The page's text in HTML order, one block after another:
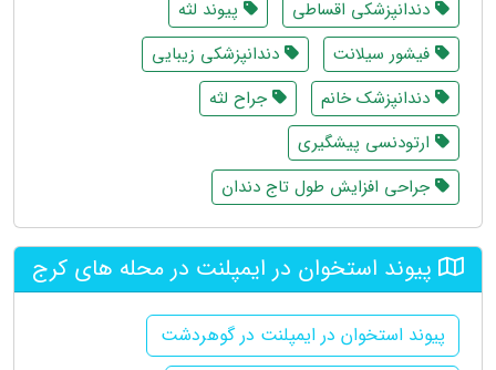
دندانپزشکی اقساطی
پیوند لثه
فیشور سیلانت
دندانپزشکی زیبایی
دندانپزشک خانم
جراح لثه
ارتودنسی پیشگیری
جراحی افزایش طول تاج دندان
پیوند استخوان در ایمپلنت در محله های کرج
پیوند استخوان در ایمپلنت در گوهردشت